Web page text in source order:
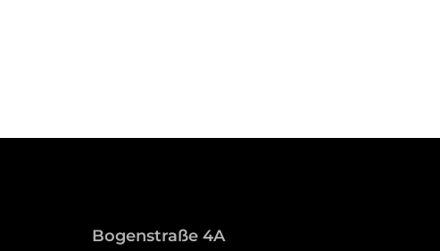
Bogenstraße 4A